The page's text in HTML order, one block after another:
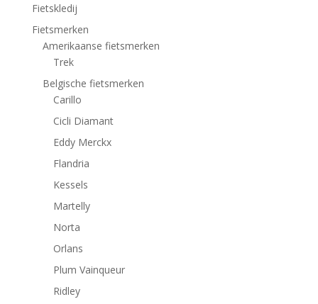
Fietskledij
Fietsmerken
Amerikaanse fietsmerken
Trek
Belgische fietsmerken
Carillo
Cicli Diamant
Eddy Merckx
Flandria
Kessels
Martelly
Norta
Orlans
Plum Vainqueur
Ridley